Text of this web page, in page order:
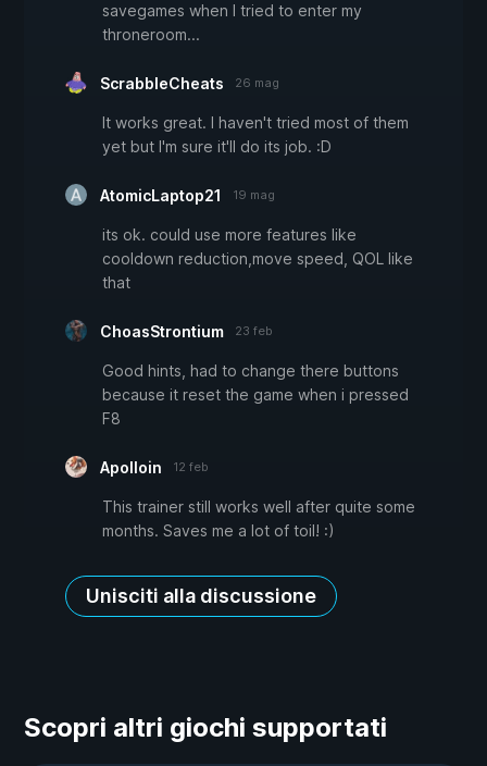
savegames when I tried to enter my
throneroom...
ScrabbleCheats 26 mag
It works great. I haven't tried most of them
yet but I'm sure it'll do its job. :D
AtomicLaptop21 19 mag
its ok. could use more features like
cooldown reduction,move speed, QOL like
that
ChoasStrontium 23 feb
Good hints, had to change there buttons
because it reset the game when i pressed
F8
Apolloin 12 feb
This trainer still works well after quite some
months. Saves me a lot of toil! :)
Unisciti alla discussione
Scopri altri giochi supportati